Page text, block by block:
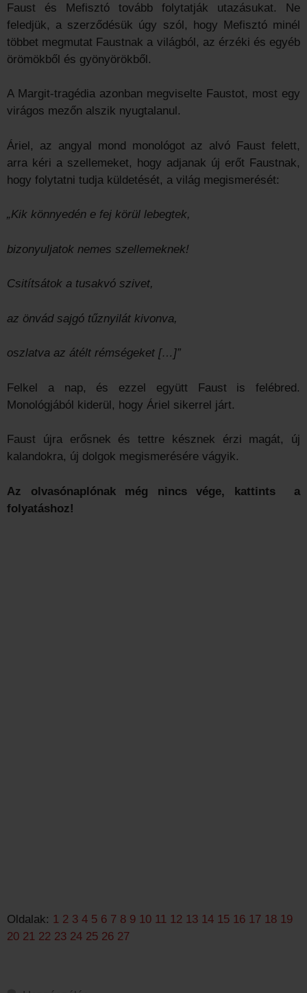
Faust és Mefisztó tovább folytatják utazásukat. Ne
feledjük, a szerződésük úgy szól, hogy Mefisztó minél
többet megmutat Faustnak a világból, az érzéki és egyéb
örömökből és gyönyörökből.
A Margit-tragédia azonban megviselte Faustot, most egy
virágos mezőn alszik nyugtalanul.
Áriel, az angyal mond monológot az alvó Faust felett,
arra kéri a szellemeket, hogy adjanak új erőt Faustnak,
hogy folytatni tudja küldetését, a világ megismerését:
„Kik könnyedén e fej körül lebegtek,
bizonyuljatok nemes szellemeknek!
Csitítsátok a tusakvó szivet,
az önvád sajgó tűznyilát kivonva,
oszlatva az átélt rémségeket […]”
Felkel a nap, és ezzel együtt Faust is felébred.
Monológjából kiderül, hogy Áriel sikerrel járt.
Faust újra erősnek és tettre késznek érzi magát, új
kalandokra, új dolgok megismerésére vágyik.
Az olvasónaplónak még nincs vége, kattints a
folyatáshoz!
Oldalak: 1 2 3 4 5 6 7 8 9 10 11 12 13 14 15 16 17 18 19
20 21 22 23 24 25 26 27